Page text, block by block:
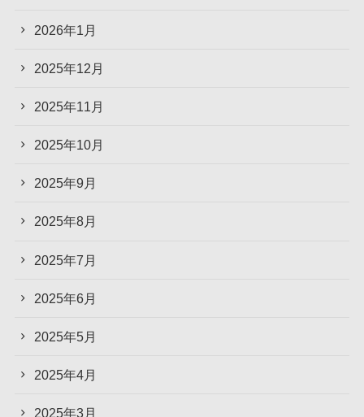
2026年1月
2025年12月
2025年11月
2025年10月
2025年9月
2025年8月
2025年7月
2025年6月
2025年5月
2025年4月
2025年3月